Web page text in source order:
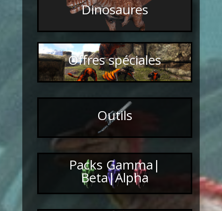
Dinosaures
Offres spéciales
Outils
Packs Gamma|
Beta|Alpha